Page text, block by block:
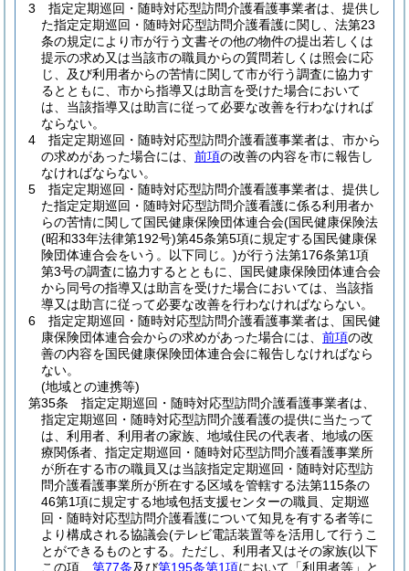
3
指定定期巡回・随時対応型訪問介護看護事業者は、提供し
た指定定期巡回・随時対応型訪問介護看護に関し、法第23
条の規定により市が行う文書その他の物件の提出若しくは
提示の求め又は当該市の職員からの質問若しくは照会に応
じ、及び利用者からの苦情に関して市が行う調査に協力す
るとともに、市から指導又は助言を受けた場合において
は、当該指導又は助言に従って必要な改善を行わなければ
ならない。
4
指定定期巡回・随時対応型訪問介護看護事業者は、市から
の求めがあった場合には、 前項の改善の内容を市に報告し
なければならない。
5
指定定期巡回・随時対応型訪問介護看護事業者は、提供し
た指定定期巡回・随時対応型訪問介護看護に係る利用者か
らの苦情に関して国民健康保険団体連合会(国民健康保険法
(昭和33年法律第192号)第45条第5項に規定する国民健康保
険団体連合会をいう。以下同じ。)が行う法第176条第1項
第3号の調査に協力するとともに、国民健康保険団体連合会
から同号の指導又は助言を受けた場合においては、当該指
導又は助言に従って必要な改善を行わなければならない。
6
指定定期巡回・随時対応型訪問介護看護事業者は、国民健
康保険団体連合会からの求めがあった場合には、 前項の改
善の内容を国民健康保険団体連合会に報告しなければなら
ない。
(地域との連携等)
第35条
指定定期巡回・随時対応型訪問介護看護事業者は、
指定定期巡回・随時対応型訪問介護看護の提供に当たって
は、利用者、利用者の家族、地域住民の代表者、地域の医
療関係者、指定定期巡回・随時対応型訪問介護看護事業所
が所在する市の職員又は当該指定定期巡回・随時対応型訪
問介護看護事業所が所在する区域を管轄する法第115条の
46第1項に規定する地域包括支援センターの職員、定期巡
回・随時対応型訪問介護看護について知見を有する者等に
より構成される協議会(テレビ電話装置等を活用して行うこ
とができるものとする。ただし、利用者又はその家族(以下
この項、 第77条及び第195条第1項において「利用者等」と